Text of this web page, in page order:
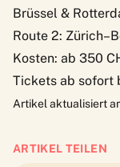
Brüssel &
Route 2:
Kosten: ab 350
Tickets ab sofort
Artikel aktualisiert
ARTIKEL TEILEN